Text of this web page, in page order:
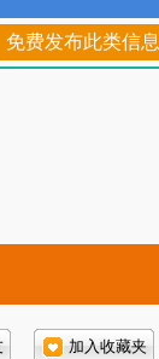
免费发布此类信息